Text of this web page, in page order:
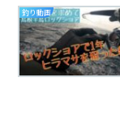
釣り動画